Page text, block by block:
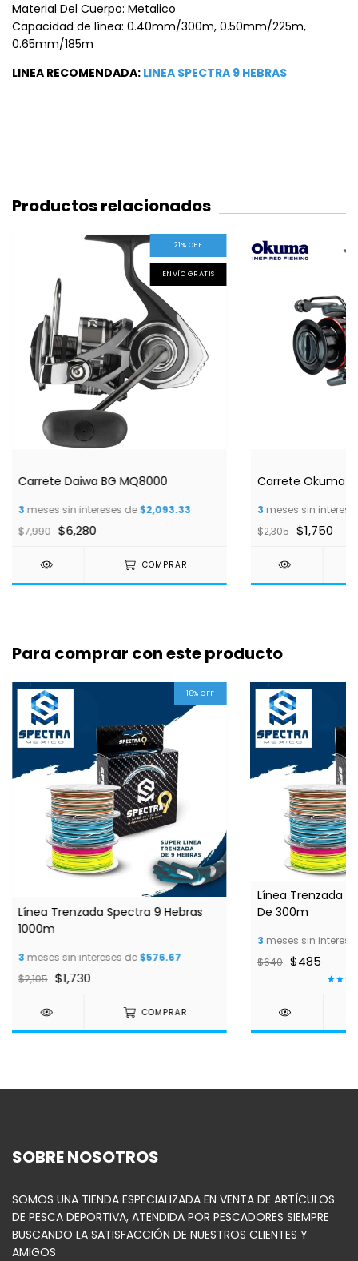
Material Del Cuerpo: Metalico
Capacidad de línea: 0.40mm/300m, 0.50mm/225m,
0.65mm/185m
LINEA RECOMENDADA: LINEA SPECTRA 9 HEBRAS
Productos relacionados
21 % OFF
ENVÍO GRATIS
Carrete Daiwa BG MQ8000
3 meses sin intereses de$2,093.33
$7,990 $6,280
COMPRAR
Carrete Okuma
3 meses sin
$2,305 $1,750
Para comprar con este producto
18%OFF
Línea Trenzada Spectra 9 Hebras
1000m
3 meses sin intereses de$576.67
$2,105 $1,730
COMPRAR
Línea Trenzada
De 300m
3 meses sin
$640 $485
SOBRE NOSOTROS
SOMOS UNA TIENDA ESPECIALIZADA EN VENTA DE ARTÍCULOS
DE PESCA DEPORTIVA, ATENDIDA POR PESCADORES SIEMPRE
BUSCANDO LA SATISFACCIÓN DE NUESTROS CLIENTES Y
AMIGOS